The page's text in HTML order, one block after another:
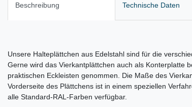
Beschreibung Technische Daten
Unsere Halteplättchen aus Edelstahl sind für die
Gerne wird das Vierkantplättchen auch als Konterplatte
praktischen Eckleisten genommen. Die Maße des
Vorderseite des Plättchens ist in einem speziellen
alle Standard-RAL-Farben verfügbar.